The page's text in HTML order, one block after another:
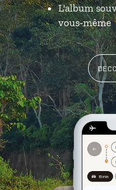
L'album
vous-même